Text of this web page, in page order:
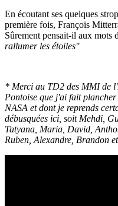
En écoutant ses quelques
première fois, François
Sûrement pensait-il aux mots
rallumer les étoiles"
* Merci au TD2 des MMI de
Pontoise que j'ai fait
NASA et dont je reprends
débusquées ici, soit Mehdi,
Tatyana, Maria, David,
Ruben, Alexandre, Brandon